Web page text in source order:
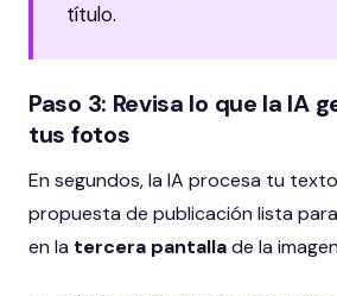
título.
Paso 3: Revisa lo que la IA
tus fotos
En segundos, la IA procesa tu
propuesta de publicación lista
en la tercera pantallade la